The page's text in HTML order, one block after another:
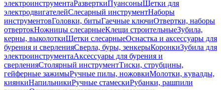
электроинструментаРазверткиПуансоныЩетки для
электродвигателейСлесарный инструментНаборы
инструментовГоловки, битыГаечные ключиОтвертки, наборы
отвертокНожницы слесарныеКлещи строительныеЗубила,
керны, выколоткиЩетки слесарныеОснастка и аксессуары для
бурения и сверленияСверла, буры, зенкерыКоронкиЗубила для
электроинструментаАксессуары для бурения и
сверленияСтолярный инструментТиски, струбцины,
гейферные зажимыРучные пилы, ножовкиМолотки, кувалды,
киянкиНапильникиРучные стамескиРубанки, рашпили